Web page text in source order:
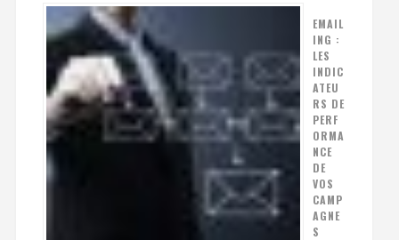
EMAIL
ING :
LES
INDIC
ATEU
RS DE
PERF
ORMA
NCE
DE
VOS
CAMP
AGNE
S